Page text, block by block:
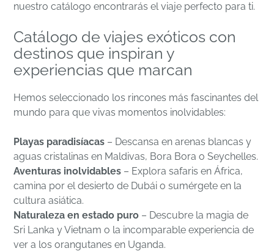
nuestro catálogo encontrarás el viaje perfecto para ti.
Catálogo de viajes exóticos con
destinos que inspiran y
experiencias que marcan
Hemos seleccionado los rincones más fascinantes del
mundo para que vivas momentos inolvidables:
Playas paradisíacas – Descansa en arenas blancas y
aguas cristalinas en Maldivas, Bora Bora o Seychelles.
Aventuras inolvidables – Explora safaris en África,
camina por el desierto de Dubái o sumérgete en la
cultura asiática.
Naturaleza en estado puro – Descubre la magia de
Sri Lanka y Vietnam o la incomparable experiencia de
ver a los orangutanes en Uganda.